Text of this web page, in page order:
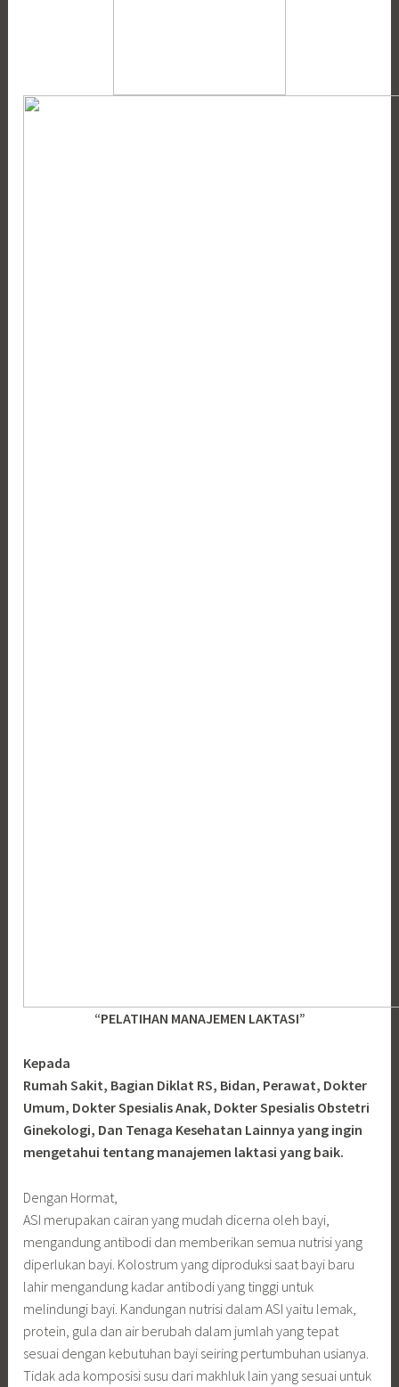
“PELATIHAN MANAJEMEN LAKTASI”
Kepada
Rumah Sakit, Bagian Diklat RS, Bidan, Perawat, Dokter
Umum, Dokter Spesialis Anak, Dokter Spesialis Obstetri
Ginekologi, Dan Tenaga Kesehatan Lainnya yang ingin
mengetahui tentang manajemen laktasi yang baik.
Dengan Hormat,
ASI merupakan cairan yang mudah dicerna oleh bayi,
mengandung antibodi dan memberikan semua nutrisi yang
diperlukan bayi. Kolostrum yang diproduksi saat bayi baru
lahir mengandung kadar antibodi yang tinggi untuk
melindungi bayi. Kandungan nutrisi dalam ASI yaitu lemak,
protein, gula dan air berubah dalam jumlah yang tepat
sesuai dengan kebutuhan bayi seiring pertumbuhan usianya.
Tidak ada komposisi susu dari makhluk lain yang sesuai untuk